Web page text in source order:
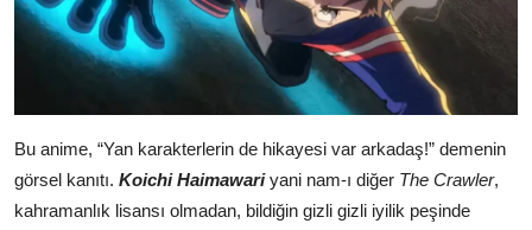
Bu anime, “Yan karakterlerin de hikayesi var arkadaş!” demenin
görsel kanıtı. Koichi Haimawariyani nam-ı diğer The Crawler,
kahramanlık lisansı olmadan, bildiğin gizli gizli iyilik peşinde